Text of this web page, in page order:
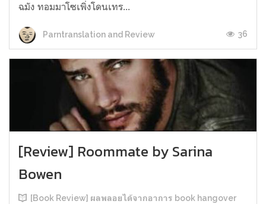
ฉมัง ทอมมาโซเพิ่งโดนเทร...
Parntranslation and Review 36
[Review] Roommate by Sarina
Bowen
[Book Review] ผลพลอยได้จากอาการ book hangover